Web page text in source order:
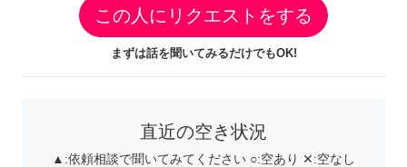
この人にリクエストをする
まずは話を聞いてみるだけでもOK!
直近の空き状況
▲:依頼相談で聞いてみてください ○:空あり ✕:空なし